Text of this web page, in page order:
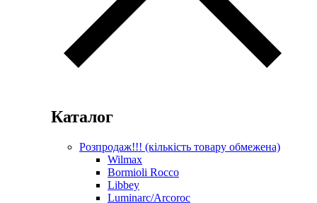
Каталог
Розпродаж!!! (кількість товару обмежена)
Wilmax
Bormioli Rocco
Libbey
Luminarc/Arcoroc